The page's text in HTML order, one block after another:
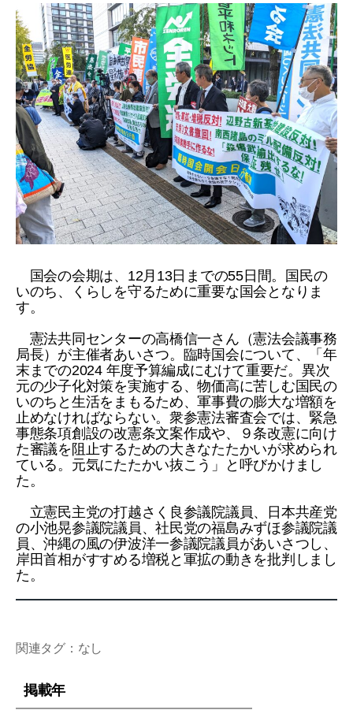
国会の会期は、12月13日までの55日間。国民の
いのち、くらしを守るために重要な国会となりま
す。
憲法共同センターの高橋信一さん（憲法会議事務
局長）が主催者あいさつ。臨時国会について、「年
末までの2024 年度予算編成にむけて重要だ。異次
元の少子化対策を実施する、物価高に苦しむ国民の
いのちと生活をまもるため、軍事費の膨大な増額を
止めなければならない。衆参憲法審査会では、緊急
事態条項創設の改憲条文案作成や、９条改憲に向け
た審議を阻止するための大きなたたかいが求められ
ている。元気にたたかい抜こう」と呼びかけまし
た。
立憲民主党の打越さく良参議院議員、日本共産党
の小池晃参議院議員、社民党の福島みずほ参議院議
員、沖縄の風の伊波洋一参議院議員があいさつし、
岸田首相がすすめる増税と軍拡の動きを批判しまし
た。
関連タグ：なし
掲載年